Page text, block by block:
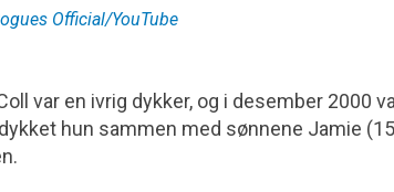
Official/YouTube
var en ivrig dykker, og i desember 2000
hun sammen med sønnene Jamie